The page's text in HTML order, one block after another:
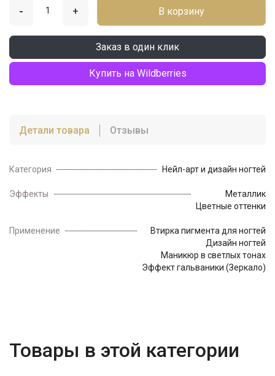
- + В корзину
Заказ в один клик
Купить на Wildberries
Детали товара Отзывы
Категория Нейл-арт и дизайн ногтей
Эффекты
Металлик
Цветные оттенки
Применение
Втирка пигмента для ногтей
Дизайн ногтей
Маникюр в светлых тонах
Эффект гальваники (Зеркало)
Товары в этой категории